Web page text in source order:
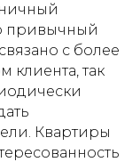
привычный
с более
так
Квартиры